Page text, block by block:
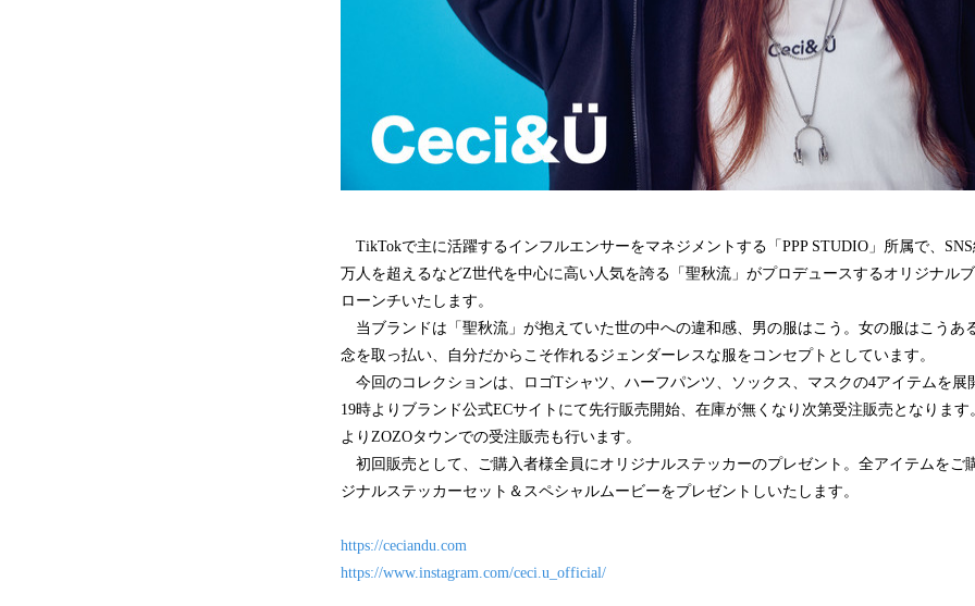
TikTokで主に活躍するインフルエンサーをマネジメントする「PPP STUDIO」所属で、
万人を超えるなどZ世代を中心に高い人気を誇る「聖秋流」がプロデュースするオリジナル
ローンチいたします。
当ブランドは「聖秋流」が抱えていた世の中への違和感、男の服はこう。女の服はこうあ
念を取っ払い、自分だからこそ作れるジェンダーレスな服をコンセプトとしています。
今回のコレクションは、ロゴTシャツ、ハーフパンツ、ソックス、マスクの4アイテムを展
19時よりブランド公式ECサイトにて先行販売開始、在庫が無くなり次第受注販売となります
よりZOZOタウンでの受注販売も行います。
初回販売として、ご購入者様全員にオリジナルステッカーのプレゼント。全アイテムをご
ジナルステッカーセット＆スペシャルムービーをプレゼントしいたします。
https://ceciandu.com
https://www.instagram.com/ceci.u_official/